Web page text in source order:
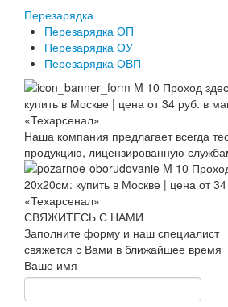
Перезарядка
Перезарядка ОП
Перезарядка ОУ
Перезарядка ОВП
Наша компания предлагает всегда
продукцию, лицензированную
СВЯЖИТЕСЬ С НАМИ
Заполните форму и наш специалист
свяжется с Вами в ближайшее время
Ваше имя